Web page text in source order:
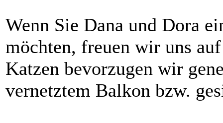
Wenn Sie Dana und Dora
möchten, freuen wir uns
Katzen bevorzugen wir
vernetztem Balkon bzw.